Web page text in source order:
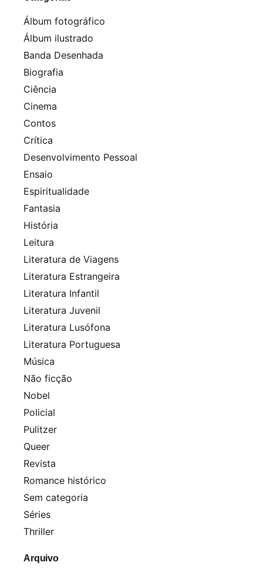
Álbum fotográfico
Álbum ilustrado
Banda Desenhada
Biografia
Ciência
Cinema
Contos
Crítica
Desenvolvimento Pessoal
Ensaio
Espiritualidade
Fantasia
História
Leitura
Literatura de Viagens
Literatura Estrangeira
Literatura Infantil
Literatura Juvenil
Literatura Lusófona
Literatura Portuguesa
Música
Não ficção
Nobel
Policial
Pulitzer
Queer
Revista
Romance histórico
Sem categoria
Séries
Thriller
Arquivo